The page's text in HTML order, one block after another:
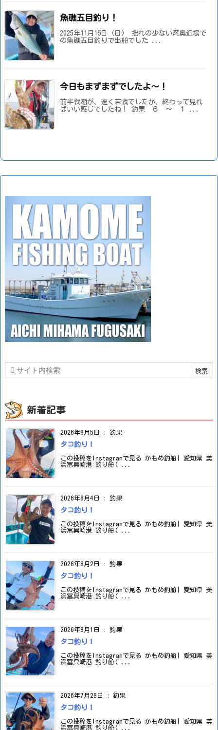
魚礁五目釣り！
2025年11月16日（日） 揺れの少ない湾奥近場で
の魚礁五目釣りで出船でした ...
今日もまずまずでしたよ～！
前半戦潮が、速く苦戦でしたが、終わって見れ
ばいい感じでしたね！ 釣果 ６ ～ １ ...
新着記事
2026年8月5日 : 釣果
タコ釣り！
この投稿をInstagramで見る かもめ釣船| 愛知県 美
浜冨具崎港 釣り船( ...
2026年8月4日 : 釣果
タコ釣り！
この投稿をInstagramで見る かもめ釣船| 愛知県 美
浜冨具崎港 釣り船( ...
2026年8月2日 : 釣果
タコ釣り！
この投稿をInstagramで見る かもめ釣船| 愛知県 美
浜冨具崎港 釣り船( ...
2026年8月1日 : 釣果
タコ釣り！
この投稿をInstagramで見る かもめ釣船| 愛知県 美
浜冨具崎港 釣り船( ...
2026年7月28日 : 釣果
タコ釣り！
この投稿をInstagramで見る かもめ釣船| 愛知県 美
浜冨具崎港 釣り船( ...